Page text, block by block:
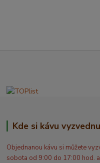
Kde si kávu vyzvednu
Objednanou kávu si můžete
sobota od 9:00 do 17:00 hod.